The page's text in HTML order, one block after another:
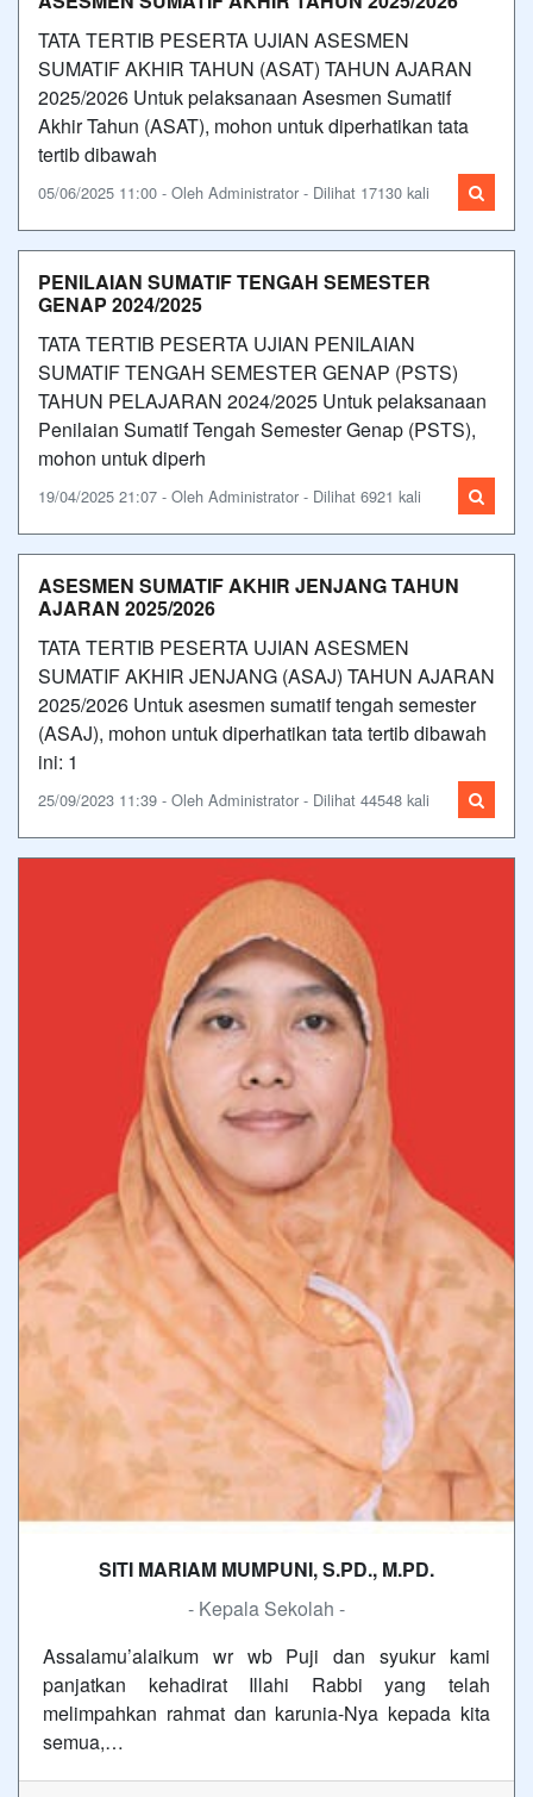
TATA TERTIB PESERTA UJIAN ASESMEN
SUMATIF AKHIR TAHUN (ASAT) TAHUN AJARAN
2025/2026 Untuk pelaksanaan Asesmen Sumatif
Akhir Tahun (ASAT), mohon untuk diperhatikan tata
tertib dibawah
05/06/2025 11:00 - Oleh Administrator - Dilihat 17130 kali
PENILAIAN SUMATIF TENGAH SEMESTER
GENAP 2024/2025
TATA TERTIB PESERTA UJIAN PENILAIAN
SUMATIF TENGAH SEMESTER GENAP (PSTS)
TAHUN PELAJARAN 2024/2025 Untuk pelaksanaan
Penilaian Sumatif Tengah Semester Genap (PSTS),
mohon untuk diperh
19/04/2025 21:07 - Oleh Administrator - Dilihat 6921 kali
ASESMEN SUMATIF AKHIR JENJANG TAHUN
AJARAN 2025/2026
TATA TERTIB PESERTA UJIAN ASESMEN
SUMATIF AKHIR JENJANG (ASAJ) TAHUN AJARAN
2025/2026 Untuk asesmen sumatif tengah semester
(ASAJ), mohon untuk diperhatikan tata tertib dibawah
ini: 1
25/09/2023 11:39 - Oleh Administrator - Dilihat 44548 kali
SITI MARIAM MUMPUNI, S.PD., M.PD.
- Kepala Sekolah -
Assalamu’alaikum wr wb Puji dan syukur kami
panjatkan kehadirat Illahi Rabbi yang telah
melimpahkan rahmat dan karunia-Nya kepada kita
semua,…